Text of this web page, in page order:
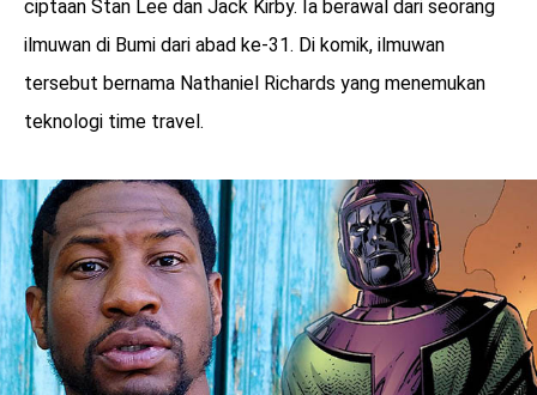
ciptaan Stan Lee dan Jack Kirby. Ia berawal dari seorang
ilmuwan di Bumi dari abad ke-31. Di komik, ilmuwan
tersebut bernama Nathaniel Richards yang menemukan
teknologi time travel.